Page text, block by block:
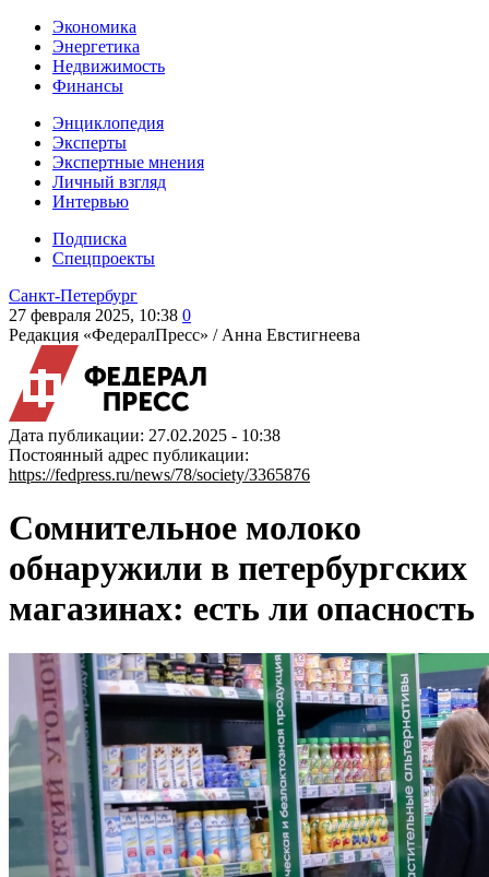
Экономика
Энергетика
Недвижимость
Финансы
Энциклопедия
Эксперты
Экспертные мнения
Личный взгляд
Интервью
Подписка
Спецпроекты
Санкт-Петербург
27 февраля 2025, 10:38 0
Редакция «ФедералПресс» / Анна Евстигнеева
Дата публикации: 27.02.2025 - 10:38
Постоянный адрес публикации:
https://fedpress.ru/news/78/society/3365876
Сомнительное молоко
обнаружили в петербургских
магазинах: есть ли опасность